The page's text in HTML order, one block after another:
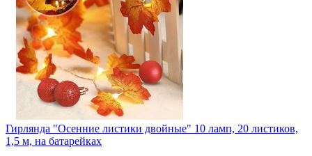
Гирлянда "Осенние листики двойные" 10 ламп, 20 листиков,
1,5 м, на батарейках